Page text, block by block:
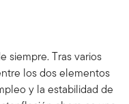
siempre. Tras varios
los dos elementos
y la estabilidad de